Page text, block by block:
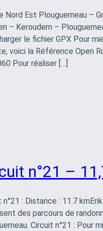
Nord Est Plouguerneau –
– Keroudern –
le fichier GPX Pour
voici la Référence Open
Pour réaliser […]
n°21 –
n°21 : Distance : 11.7
des parcours de
Circuit n°21 : Pour